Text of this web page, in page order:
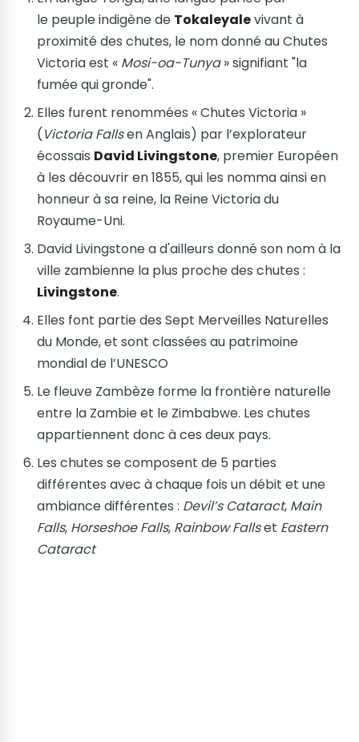
le peuple indigène de Tokaleyalevivant à
proximité des chutes, le nom donné au Chutes
Victoria est « Mosi-oa-Tunya» signifiant "la
fumée qui gronde".
Elles furent renommées « Chutes Victoria »
(Victoria Fallsen Anglais) par l’explorateur
écossais David Livingstone, premier Européen
à les découvrir en 1855, qui les nomma ainsi en
honneur à sa reine, la Reine Victoria du
Royaume-Uni.
David Livingstone a d'ailleurs donné son nom à la
ville zambienne la plus proche des chutes :
Livingstone.
Elles font partie des Sept Merveilles Naturelles
du Monde, et sont classées au patrimoine
mondial de l’UNESCO
Le fleuve Zambèze forme la frontière naturelle
entre la Zambie et le Zimbabwe. Les chutes
appartiennent donc à ces deux pays.
Les chutes se composent de 5 parties
différentes avec à chaque fois un débit et une
ambiance différentes : Devil’s Cataract, Main
Falls, Horseshoe Falls, Rainbow Fallset Eastern
Cataract